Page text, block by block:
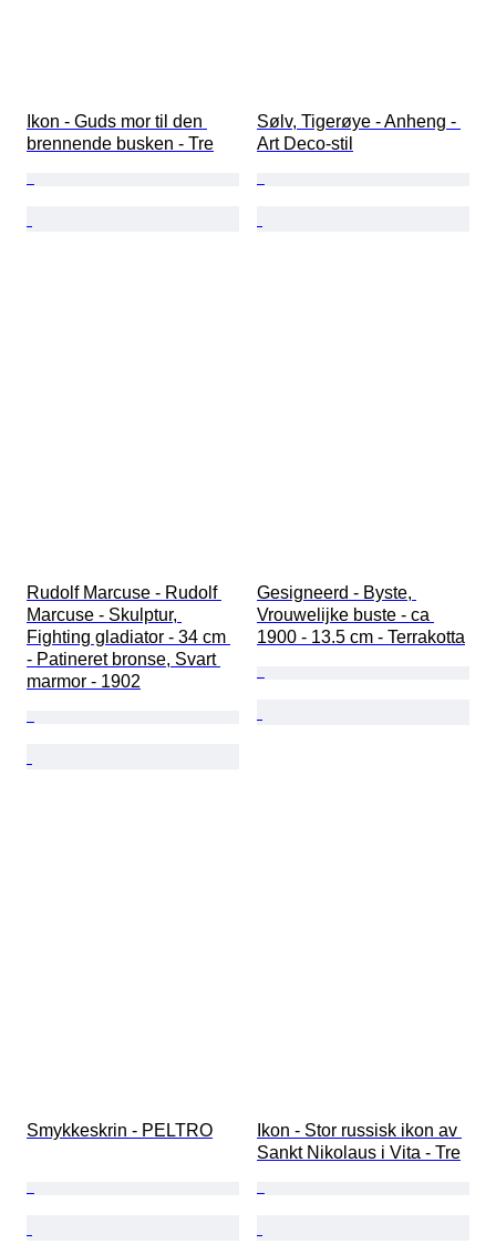
Ikon - Guds mor til den
brennende busken - Tre
Sølv, Tigerøye - Anheng -
Art Deco-stil
Rudolf Marcuse - Rudolf
Marcuse - Skulptur,
Fighting gladiator - 34 cm
- Patineret bronse, Svart
marmor - 1902
Gesigneerd - Byste,
Vrouwelijke buste - ca
1900 - 13.5 cm - Terrakotta
Smykkeskrin - PELTRO
Ikon - Stor russisk ikon av
Sankt Nikolaus i Vita - Tre